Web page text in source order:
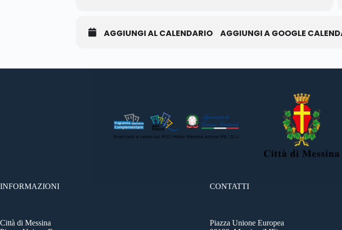
AGGIUNGI AL CALENDARIO AGGIUNGI A GOOGLE
INFORMAZIONI
Città di Messina
CONTATTI
Piazza Unione Europea